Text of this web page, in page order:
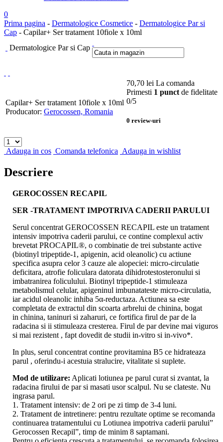
0
Prima pagina - Dermatologice Cosmetice - Dermatologice Par si
Cap - Capilar+ Ser tratament 10fiole x 10ml
Dermatologice Par si Cap
Capilar+ Ser tratament 10fiole x 10ml
Producator: Gerocossen, Romania
70,70 lei La comanda
Primesti 1 punct de fidelitate
0/5
0 review-uri
Adauga in cos Comanda telefonica Adauga in wishlist
Descriere
GEROCOSSEN RECAPIL
SER -TRATAMENT IMPOTRIVA CADERII PARULUI
Serul concentrat GEROCOSSEN RECAPIL este un tratament
intensiv impotriva caderii parului, ce contine complexul activ
brevetat PROCAPIL®, o combinatie de trei substante active
(biotinyl tripeptide-1, apigenin, acid oleanolic) cu actiune
specifica asupra celor 3 cauze ale alopeciei: micro-circulatie
deficitara, atrofie foliculara datorata dihidrotestosteronului si
imbatranirea foliculului. Biotinyl tripeptide-1 stimuleaza
metabolismul celular, apigeninul imbunatateste micro-circulatia,
iar acidul oleanolic inhiba 5α-reductaza. Actiunea sa este
completata de extractul din scoarta arbrelui de chinina, bogat
in chinina, taninuri si zaharuri, ce fortifica firul de par de la
radacina si ii stimuleaza cresterea. Firul de par devine mai viguros
si mai rezistent , fapt dovedit de studii in-vitro si in-vivo*.
In plus, serul concentrat contine provitamina B5 ce hidrateaza
parul , oferindu-i acestuia stralucire, vitalitate si suplete.
Mod de utilizare: Aplicati lotiunea pe parul curat si zvantat, la
radacina firului de par si masati usor scalpul. Nu se clateste. Nu
ingrasa parul.
1. Tratament intensiv: de 2 ori pe zi timp de 3-4 luni.
2. Tratament de intretinere: pentru rezultate optime se recomanda
continuarea tratamentului cu Lotiunea impotriva caderii parului”
Gerocossen Recapil”, timp de minim 8 saptamani.